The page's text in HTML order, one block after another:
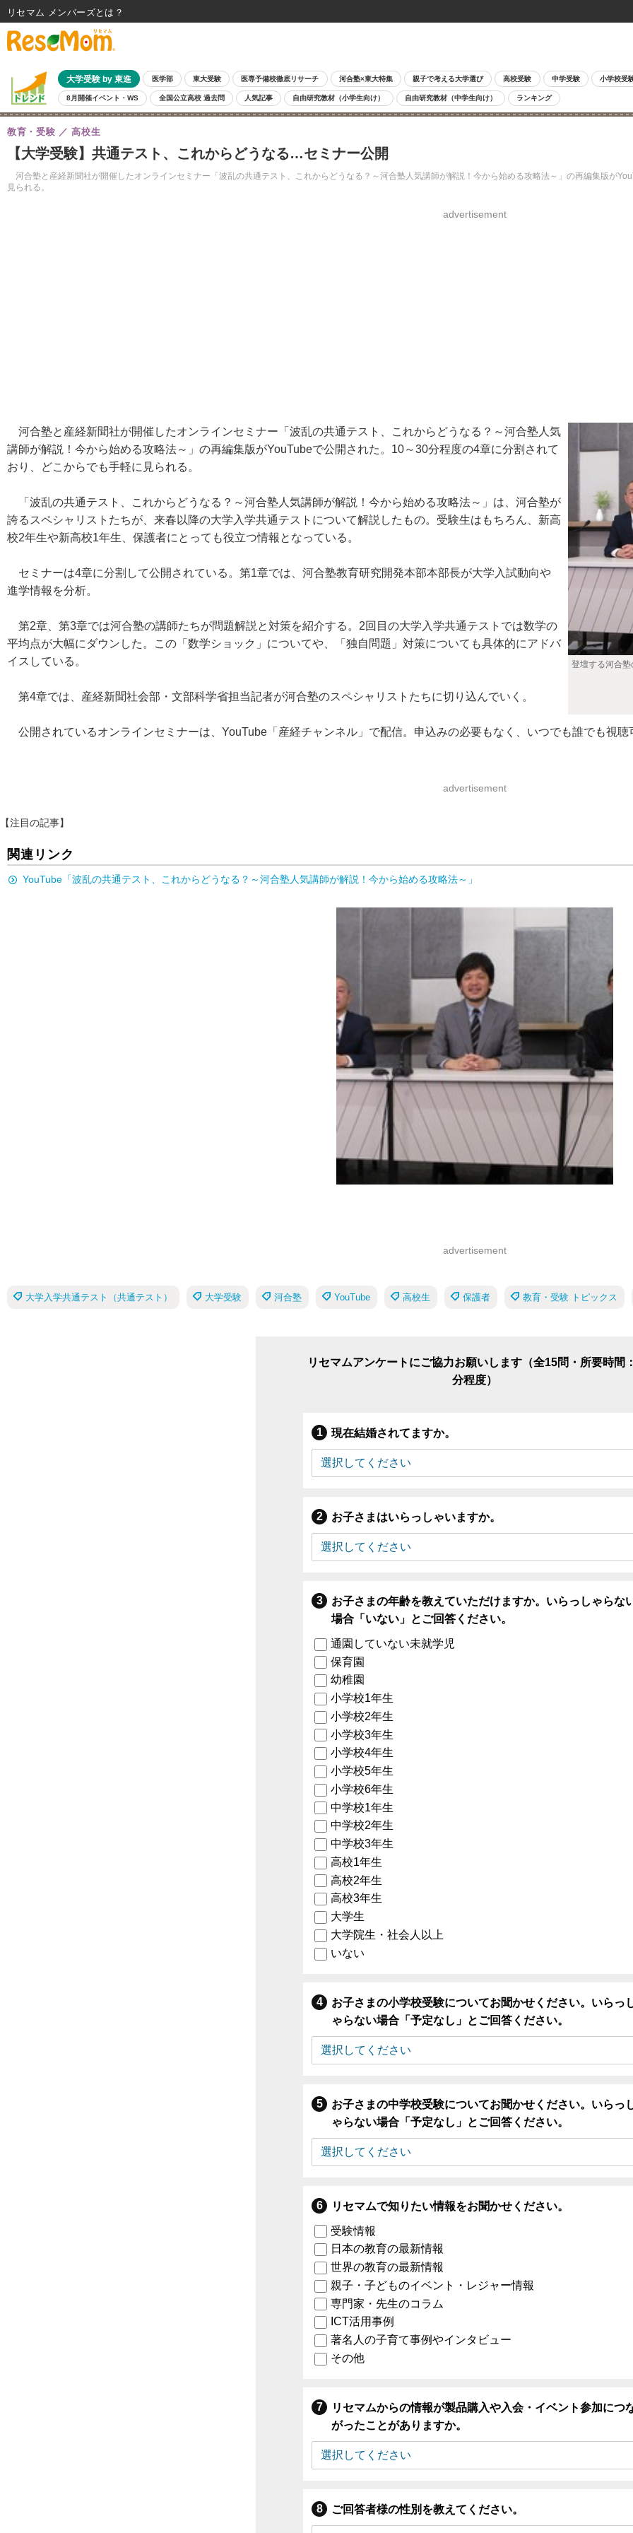
大学受験 by 東進 医学部 東大受験 医専予備校徹底リサーチ 河合塾×東大特集 親子で考える大学選び 高校受験 中学受験 小学校受
8月開催イベント・WS 全国公立高校 過去問 人気記事 自由研究教材（小学生向け） 自由研究教材（中学生向け） ランキング
【大学受験】共通テスト、これからどうなる…セミナー公開
河合塾と産経新聞社が開催したオンラインセミナー「波乱の共通テスト、これからどうなる？～河合塾人気講師が解説！今から始める攻略法～」の再編集版が
見られる。
教育・受験 高校生
advertisement
登壇する河合
河合塾と産経新聞社が開催したオンラインセミナー「波乱の共通テスト、これからどうなる？～河合塾人気
講師が解説！今から始める攻略法～」の再編集版がYouTubeで公開された。10～30分程度の4章に分割されて
おり、どこからでも手軽に見られる。
「波乱の共通テスト、これからどうなる？～河合塾人気講師が解説！今から始める攻略法～」は、河合塾が
誇るスペシャリストたちが、来春以降の大学入学共通テストについて解説したもの。受験生はもちろん、新高
校2年生や新高校1年生、保護者にとっても役立つ情報となっている。
セミナーは4章に分割して公開されている。第1章では、河合塾教育研究開発本部本部長が大学入試動向や
進学情報を分析。
第2章、第3章では河合塾の講師たちが問題解説と対策を紹介する。2回目の大学入学共通テストでは数学の
平均点が大幅にダウンした。この「数学ショック」についてや、「独自問題」対策についても具体的にアドバ
イスしている。
第4章では、産経新聞社会部・文部科学省担当記者が河合塾のスペシャリストたちに切り込んでいく。
公開されているオンラインセミナーは、YouTube「産経チャンネル」で配信。申込みの必要もなく、いつでも誰でも視聴
advertisement
【注目の記事】
関連リンク
YouTube「波乱の共通テスト、これからどうなる？～河合塾人気講師が解説！今から始める攻略法～」
advertisement
大学入学共通テスト（共通テスト） 大学受験 河合塾 YouTube 高校生 保護者 教育・受験 トピックス
リセマムアンケートにご協力お願いします（全15問・所要時間
分程度）
現在結婚されてますか。
お子さまはいらっしゃいますか。
お子さまの年齢を教えていただけますか。いらっしゃらな
場合「いない」とご回答ください。
通園していない未就学児
保育園
幼稚園
小学校1年生
小学校2年生
小学校3年生
小学校4年生
小学校5年生
小学校6年生
中学校1年生
中学校2年生
中学校3年生
高校1年生
高校2年生
高校3年生
大学生
大学院生・社会人以上
いない
お子さまの小学校受験についてお聞かせください。いらっ
ゃらない場合「予定なし」とご回答ください。
お子さまの中学校受験についてお聞かせください。いらっ
ゃらない場合「予定なし」とご回答ください。
リセマムで知りたい情報をお聞かせください。
受験情報
日本の教育の最新情報
世界の教育の最新情報
親子・子どものイベント・レジャー情報
専門家・先生のコラム
ICT活用事例
著名人の子育て事例やインタビュー
その他
リセマムからの情報が製品購入や入会・イベント参加につ
がったことがありますか。
ご回答者様の性別を教えてください。
リセマム メンバーズ